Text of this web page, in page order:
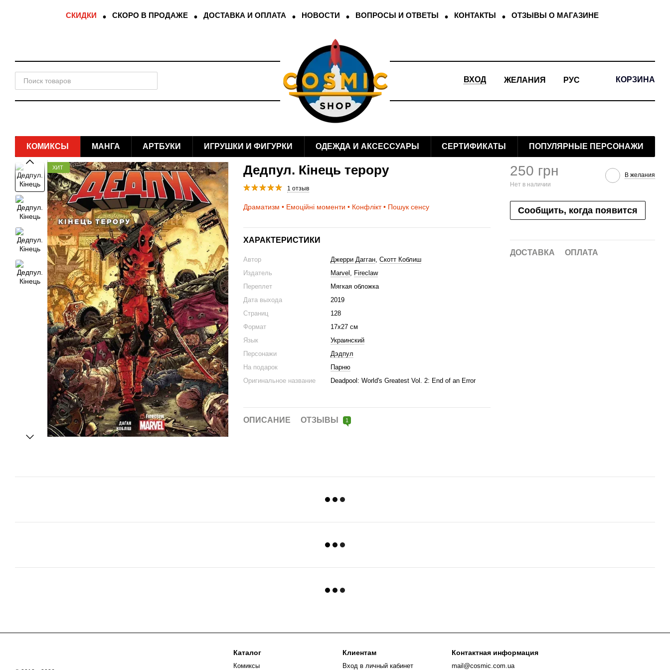
СКИДКИ СКОРО В ПРОДАЖЕ ДОСТАВКА И ОПЛАТА НОВОСТИ ВОПРОСЫ И ОТВЕТЫ КОНТАКТЫ ОТЗЫВЫ О МАГАЗИНЕ
ВХОД ЖЕЛАНИЯ РУС КОРЗИНА
КОМИКСЫ МАНГА АРТБУКИ ИГРУШКИ И ФИГУРКИ ОДЕЖДА И АКСЕССУАРЫ СЕРТИФИКАТЫ ПОПУЛЯРНЫЕ ПЕРСОНАЖИ
ХИТ Дедпул. Кінець терору
1 отзыв
Драматизм • Емоційні моменти • Конфлікт • Пошук сенсу
ХАРАКТЕРИСТИКИ
Автор Джерри Дагган, Скотт Коблиш
Издатель
Marvel , Fireclaw
Переплет
Мягкая обложка
Дата выхода
2019
Страниц
128
Формат
17x27 см
Язык
Украинский
Персонажи
Дэдпул
На подарок
Парню
Оригинальное название
Deadpool: World's Greatest Vol. 2: End of an Error
ОПИСАНИЕ ОТЗЫВЫ 1
250 грн
Нет в наличии
В желания
Сообщить, когда появится
ДОСТАВКА ОПЛАТА
Каталог
Комиксы
Клиентам
Вход в личный кабинет
Контактная информация
mail@cosmic.com.ua